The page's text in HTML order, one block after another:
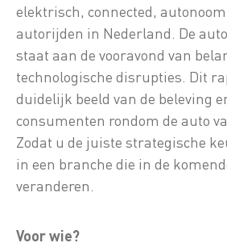
elektrisch, connected, autonoom
autorijden in Nederland. De
staat aan de vooravond van
technologische disrupties. Dit
duidelijk beeld van de beleving
consumenten rondom de auto
Zodat u de juiste strategische
in een branche die in de
veranderen.
Voor wie?